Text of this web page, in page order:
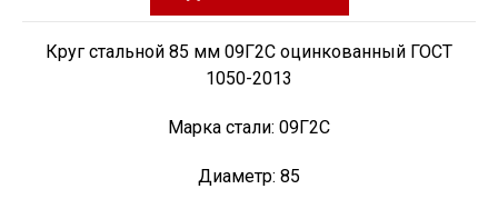
Круг стальной 85 мм 09Г2С оцинкованный ГОСТ
1050-2013
Марка стали: 09Г2С
Диаметр: 85